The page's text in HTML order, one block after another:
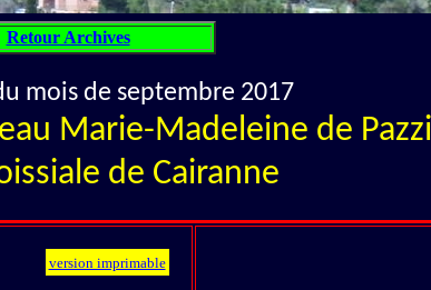
Retour Archives
mois de septembre 2017
Marie-Madeleine de Pazzi
de Cairanne
version imprimable